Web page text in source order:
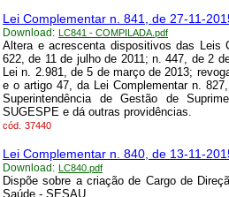
Lei Complementar n. 841, de 27-11-
Download: LC841 - COMPILADA.pdf
Altera e acrescenta dispositivos das Leis
622, de 11 de julho de 2011; n. 447, de 2
Lei n. 2.981, de 5 de março de 2013;
e o artigo 47, da Lei Complementar n.
Superintendência de Gestão de
SUGESPE e dá outras providências.
cód. 37440
Lei Complementar n. 840, de 13-11-
Download: LC840.pdf
Dispõe sobre a criação de Cargo de
Saúde - SESAU.